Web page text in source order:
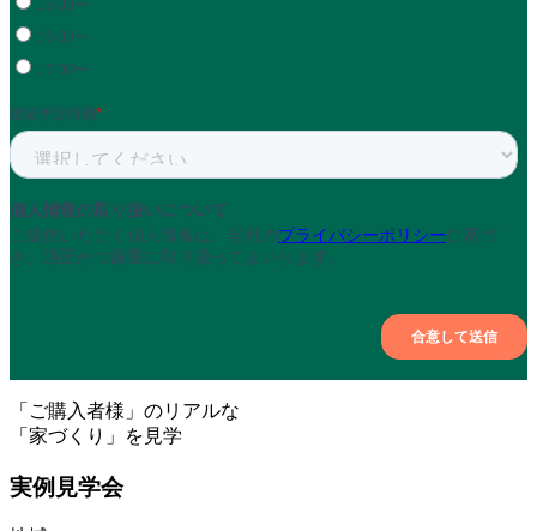
「ご購入者様」のリアルな
「家づくり」を見学
実例見学会